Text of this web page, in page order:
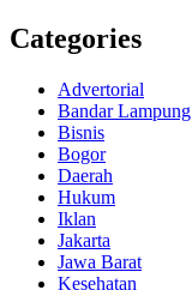
Categories
Advertorial
Bandar Lampung
Bisnis
Bogor
Daerah
Hukum
Iklan
Jakarta
Jawa Barat
Kesehatan